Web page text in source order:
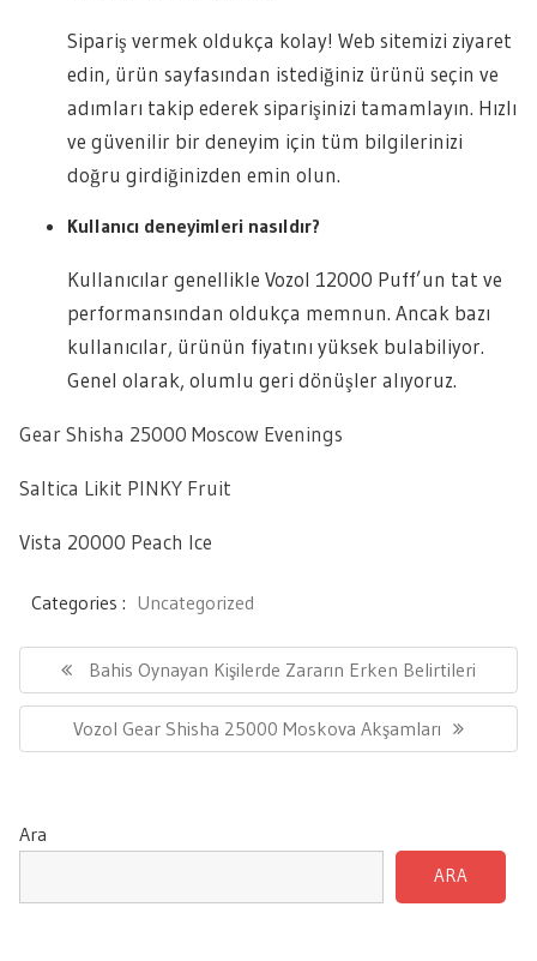
Sipariş vermek oldukça kolay! Web sitemizi ziyaret
edin, ürün sayfasından istediğiniz ürünü seçin ve
adımları takip ederek siparişinizi tamamlayın. Hızlı
ve güvenilir bir deneyim için tüm bilgilerinizi
doğru girdiğinizden emin olun.
Kullanıcı deneyimleri nasıldır?
Kullanıcılar genellikle Vozol 12000 Puff’un tat ve
performansından oldukça memnun. Ancak bazı
kullanıcılar, ürünün fiyatını yüksek bulabiliyor.
Genel olarak, olumlu geri dönüşler alıyoruz.
Gear Shisha 25000 Moscow Evenings
Saltica Likit PINKY Fruit
Vista 20000 Peach Ice
Categories : Uncategorized
gezinmesiPrevious
Post:
Bahis Oynayan Kişilerde Zararın Erken Belirtileri
Next
Post:
Vozol Gear Shisha 25000 Moskova Akşamları
Ara
ARA